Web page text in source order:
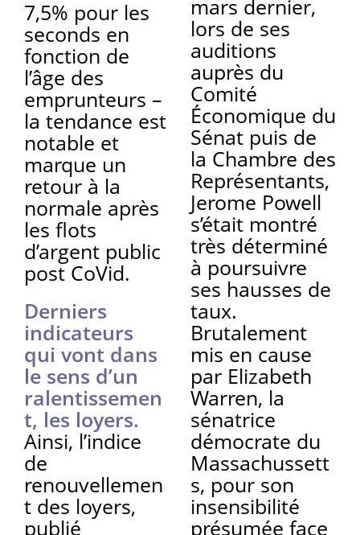
7,5% pour les
seconds en
fonction de
l’âge des
emprunteurs –
la tendance est
notable et
marque un
retour à la
normale après
les flots
d’argent public
post CoVid.
Derniers
indicateurs
qui vont dans
le sens d’un
ralentissemen
t, les loyers.
Ainsi, l’indice
de
renouvellemen
t des loyers,
publié
mars dernier,
lors de ses
auditions
auprès du
Comité
Économique du
Sénat puis de
la Chambre des
Représentants,
Jerome Powell
s’était montré
très déterminé
à poursuivre
ses hausses de
taux.
Brutalement
mis en cause
par Elizabeth
Warren, la
sénatrice
démocrate du
Massachussett
s, pour son
insensibilité
présumée face